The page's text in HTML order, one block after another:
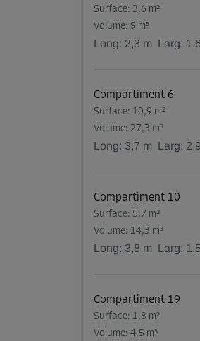
Surface: 3,6 m²
Volume: 9 m³
Long: 2,3 m Larg: 1,6
Compartiment 6
Surface: 10,9 m²
Volume: 27,3 m³
Long: 3,7 m Larg: 2,9
Compartiment 10
Surface: 5,7 m²
Volume: 14,3 m³
Long: 3,8 m Larg: 1,5
Compartiment 19
Surface: 1,8 m²
Volume: 4,5 m³